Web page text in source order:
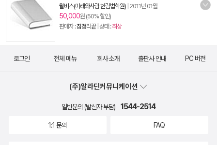
윌비스(미래와사람 한림법학원) 2011년 01월
50,000원 (50% 할인)
판매자 :짐정리끝| 상태 :최상
로그인 전체 메뉴 회사 소개 출판사 안내 PC 버전
(주)알라딘커뮤니케이션
일반문의 (발신자 부담) 1544-2514
1:1 문의 FAQ